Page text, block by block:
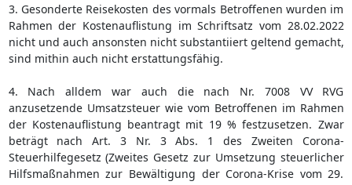
3. Gesonderte Reisekosten des vormals Betroffenen wurden im
Rahmen der Kostenauflistung im Schriftsatz vom 28.02.2022
nicht und auch ansonsten nicht substantiiert geltend gemacht,
sind mithin auch nicht erstattungsfähig.
4. Nach alldem war auch die nach Nr. 7008 VV RVG
anzusetzende Umsatzsteuer wie vom Betroffenen im Rahmen
der Kostenauflistung beantragt mit 19 % festzusetzen. Zwar
beträgt nach Art. 3 Nr. 3 Abs. 1 des Zweiten Corona-
Steuerhilfegesetz (Zweites Gesetz zur Umsetzung steuerlicher
Hilfsmaßnahmen zur Bewältigung der Corona-Krise vom 29.